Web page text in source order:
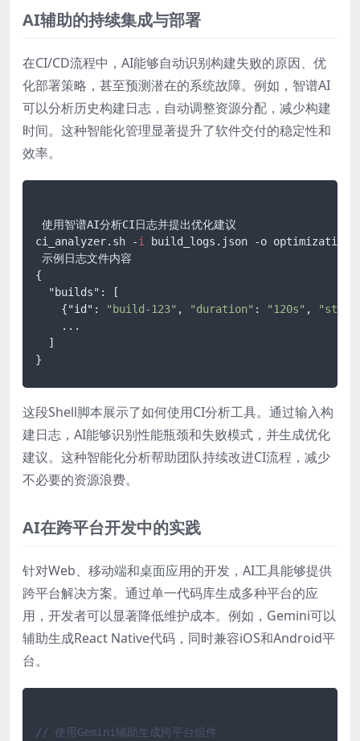
AI辅助的持续集成与部署
在CI/CD流程中，AI能够自动识别构建失败的原因、优
化部署策略，甚至预测潜在的系统故障。例如，智谱AI
可以分析历史构建日志，自动调整资源分配，减少构建
时间。这种智能化管理显著提升了软件交付的稳定性和
效率。
使用智谱AI分析CI日志并提出优化建议
ci_analyzer.sh -i build_logs .json -o
示例日志文件内容
{
  "builds": [
    {"id":
"build-123" , "duration" : "120s" ,
    ...
  ]
这段Shell脚本展示了如何使用CI分析工具。通过输入构
建日志，AI能够识别性能瓶颈和失败模式，并生成优化
建议。这种智能化分析帮助团队持续改进CI流程，减少
不必要的资源浪费。
AI在跨平台开发中的实践
针对Web、移动端和桌面应用的开发，AI工具能够提供
跨平台解决方案。通过单一代码库生成多种平台的应
用，开发者可以显著降低维护成本。例如，Gemini可以
辅助生成React Native代码，同时兼容iOS和Android平
台。
// 使用Gemini辅助生成跨平台组件